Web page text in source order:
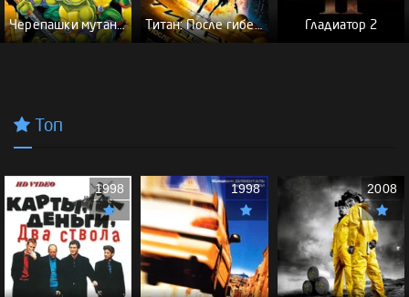
Черепашки мутанты ниндзя Титан: После гибели Земли Гладиатор 2
Топ
1998 1998 2008